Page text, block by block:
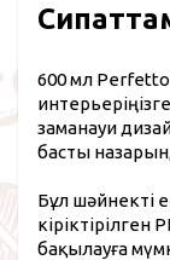
600 мл Perfetto
заманауи
басты
Бұл шәйнекті
кіріктірілген
бақылауға